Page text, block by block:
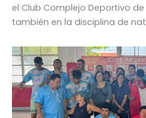
el Club Complejo Deportivo
también en la disciplina de